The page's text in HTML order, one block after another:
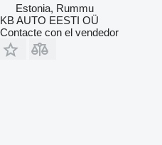
Estonia, Rummu
KB AUTO EESTI OÜ
Contacte con el vendedor